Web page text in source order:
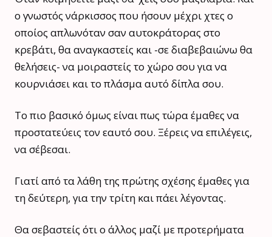
ο γνωστός νάρκισσος που ήσουν μέχρι χτες ο
οποίος απλωνόταν σαν αυτοκράτορας στο
κρεβάτι, θα αναγκαστείς και -σε διαβεβαιώνω θα
θελήσεις- να μοιραστείς το χώρο σου για να
κουρνιάσει και το πλάσμα αυτό δίπλα σου.
Το πιο βασικό όμως είναι πως τώρα έμαθες να
προστατεύεις τον εαυτό σου. Ξέρεις να επιλέγεις,
να σέβεσαι.
Γιατί από τα λάθη της πρώτης σχέσης έμαθες για
τη δεύτερη, για την τρίτη και πάει λέγοντας.
Θα σεβαστείς ότι ο άλλος μαζί με προτερήματα